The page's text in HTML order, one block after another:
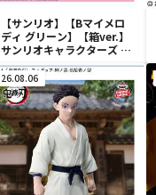
【サンリオ】【Bマイメロ
ディ グリーン】【箱ver.】
サンリオキャラクターズ お
おきなSOFVIMATES～マ
イメロディ マーメイドver.
～
26.08.06